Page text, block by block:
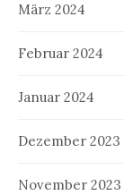
März 2024
Februar 2024
Januar 2024
Dezember 2023
November 2023